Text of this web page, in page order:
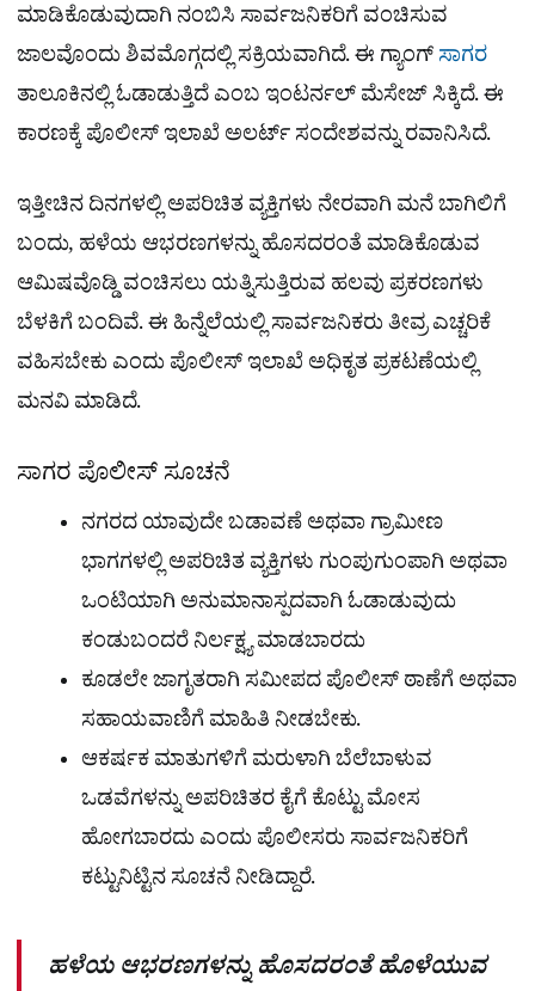
ಮಾಡಿಕೊಡುವುದಾಗಿ ನಂಬಿಸಿ ಸಾರ್ವಜನಿಕರಿಗೆ ವಂಚಿಸುವ
ಜಾಲವೊಂದು ಶಿವಮೊಗ್ಗದಲ್ಲಿ ಸಕ್ರಿಯವಾಗಿದೆ. ಈ ಗ್ಯಾಂಗ್​ಸಾಗರ
ತಾಲೂಕಿನಲ್ಲಿ ಓಡಾಡುತ್ತಿದೆ ಎಂಬ ಇಂಟರ್ನಲ್ ಮೆಸೇಜ್​ ಸಿಕ್ಕಿದೆ. ಈ
ಕಾರಣಕ್ಕೆ ಪೊಲೀಸ್​ ಇಲಾಖೆ ಅಲರ್ಟ್ ಸಂದೇಶವನ್ನು ರವಾನಿಸಿದೆ.
ಇತ್ತೀಚಿನ ದಿನಗಳಲ್ಲಿ ಅಪರಿಚಿತ ವ್ಯಕ್ತಿಗಳು ನೇರವಾಗಿ ಮನೆ ಬಾಗಿಲಿಗೆ
ಬಂದು, ಹಳೆಯ ಆಭರಣಗಳನ್ನು ಹೊಸದರಂತೆ ಮಾಡಿಕೊಡುವ
ಆಮಿಷವೊಡ್ಡಿ ವಂಚಿಸಲು ಯತ್ನಿಸುತ್ತಿರುವ ಹಲವು ಪ್ರಕರಣಗಳು
ಬೆಳಕಿಗೆ ಬಂದಿವೆ. ಈ ಹಿನ್ನೆಲೆಯಲ್ಲಿ ಸಾರ್ವಜನಿಕರು ತೀವ್ರ ಎಚ್ಚರಿಕೆ
ವಹಿಸಬೇಕು ಎಂದು ಪೊಲೀಸ್ ಇಲಾಖೆ ಅಧಿಕೃತ ಪ್ರಕಟಣೆಯಲ್ಲಿ
ಮನವಿ ಮಾಡಿದೆ.
ಸಾಗರ ಪೊಲೀಸ್ ಸೂಚನೆ
ನಗರದ ಯಾವುದೇ ಬಡಾವಣೆ ಅಥವಾ ಗ್ರಾಮೀಣ
ಭಾಗಗಳಲ್ಲಿ ಅಪರಿಚಿತ ವ್ಯಕ್ತಿಗಳು ಗುಂಪುಗುಂಪಾಗಿ ಅಥವಾ
ಒಂಟಿಯಾಗಿ ಅನುಮಾನಾಸ್ಪದವಾಗಿ ಓಡಾಡುವುದು
ಕಂಡುಬಂದರೆ ನಿರ್ಲಕ್ಷ್ಯ ಮಾಡಬಾರದು
ಕೂಡಲೇ ಜಾಗೃತರಾಗಿ ಸಮೀಪದ ಪೊಲೀಸ್ ಠಾಣೆಗೆ ಅಥವಾ
ಸಹಾಯವಾಣಿಗೆ ಮಾಹಿತಿ ನೀಡಬೇಕು.
ಆಕರ್ಷಕ ಮಾತುಗಳಿಗೆ ಮರುಳಾಗಿ ಬೆಲೆಬಾಳುವ
ಒಡವೆಗಳನ್ನು ಅಪರಿಚಿತರ ಕೈಗೆ ಕೊಟ್ಟು ಮೋಸ
ಹೋಗಬಾರದು ಎಂದು ಪೊಲೀಸರು ಸಾರ್ವಜನಿಕರಿಗೆ
ಕಟ್ಟುನಿಟ್ಟಿನ ಸೂಚನೆ ನೀಡಿದ್ದಾರೆ.
ಹಳೆಯ ಆಭರಣಗಳನ್ನು ಹೊಸದರಂತೆ ಹೊಳೆಯುವ